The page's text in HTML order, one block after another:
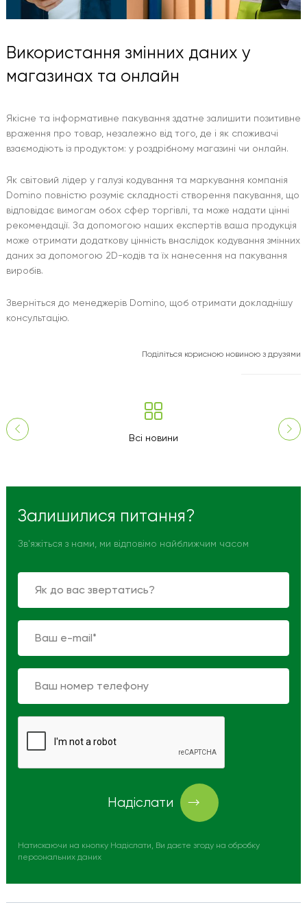
Використання змінних даних у
магазинах та онлайн
Якісне та інформативне пакування здатне залишити позитивне
враження про товар, незалежно від того, де і як споживачі
взаємодіють із продуктом: у роздрібному магазині чи онлайн.
Як світовий лідер у галузі кодування та маркування компанія
Domino повністю розуміє складності створення пакування, що
відповідає вимогам обох сфер торгівлі, та може надати цінні
рекомендації. За допомогою наших експертів ваша продукція
може отримати додаткову цінність внаслідок кодування змінних
даних за допомогою 2D-кодів та їх нанесення на пакування
виробів.
Зверніться до менеджерів Domino, щоб отримати докладнішу
консультацію.
Поділіться корисною новиною з друзями
Всі новини
Залишилися питання?
Зв'яжіться з нами, ми відповімо найближчим часом
Надіслати
Натискаючи на кнопку Надіслати, Ви даєте згоду на обробку
персональних даних